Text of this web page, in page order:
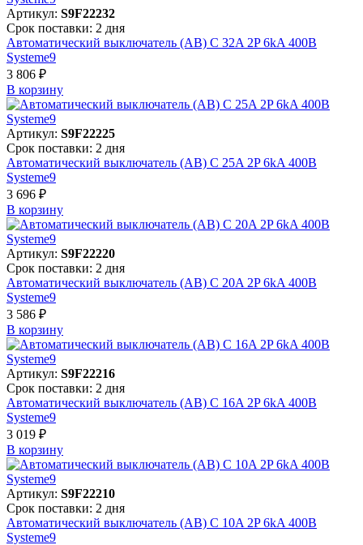
Артикул: S9F22232
Срок поставки: 2 дня
Автоматический выключатель (АВ) C 32A 2P 6kA 400В
Systeme9
3 806 ₽
В корзинy
Артикул: S9F22225
Срок поставки: 2 дня
Автоматический выключатель (АВ) C 25A 2P 6kA 400В
Systeme9
3 696 ₽
В корзинy
Артикул: S9F22220
Срок поставки: 2 дня
Автоматический выключатель (АВ) C 20A 2P 6kA 400В
Systeme9
3 586 ₽
В корзинy
Артикул: S9F22216
Срок поставки: 2 дня
Автоматический выключатель (АВ) C 16A 2P 6kA 400В
Systeme9
3 019 ₽
В корзинy
Артикул: S9F22210
Срок поставки: 2 дня
Автоматический выключатель (АВ) C 10A 2P 6kA 400В
Systeme9